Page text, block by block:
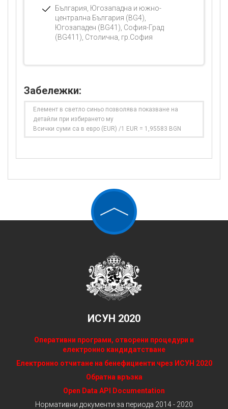
България, Югозападна и южно-
централна България (BG4),
Югозападен (BG41), София-Град
(BG411), Столична, гр.София
Забележки:
Елемент в светло синьо позволява показване на
детайли при избирането му
Всички суми са в евро (EUR) /1 EUR = 1,95583 BGN
ИСУН 2020
Оперативни програми, отворени процедури и
електронно кандидатстване
Електронно отчитане на бенефициенти чрез ИСУН 2020
Обратна връзка
Open Data API Documentation
Нормативни документи за периода 2014 - 2020